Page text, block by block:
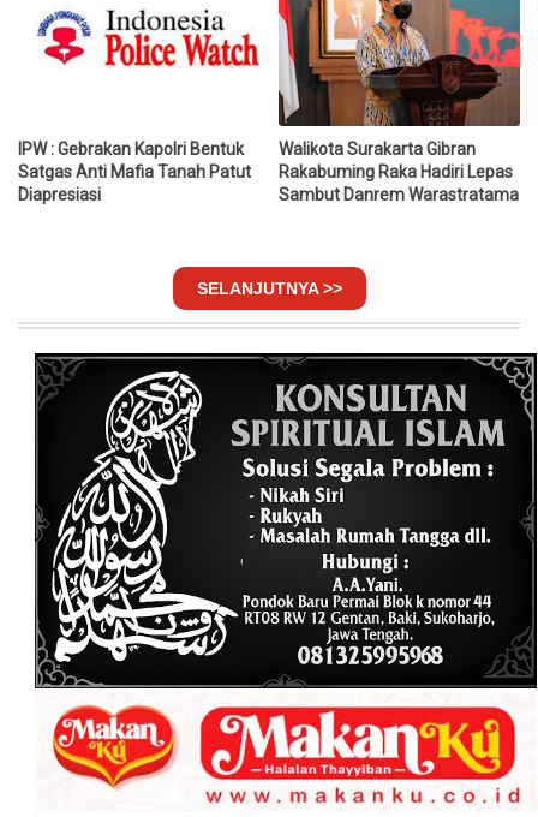
IPW : Gebrakan Kapolri Bentuk
Satgas Anti Mafia Tanah Patut
Diapresiasi
Walikota Surakarta Gibran
Rakabuming Raka Hadiri Lepas
Sambut Danrem Warastratama
SELANJUTNYA >>